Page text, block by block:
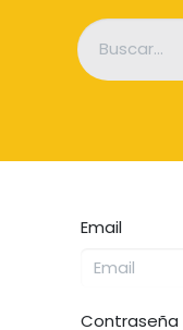
Email
Contraseña